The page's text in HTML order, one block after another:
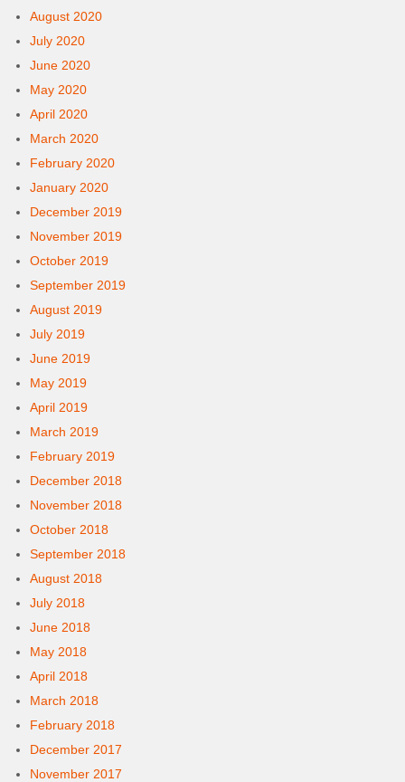
August 2020
July 2020
June 2020
May 2020
April 2020
March 2020
February 2020
January 2020
December 2019
November 2019
October 2019
September 2019
August 2019
July 2019
June 2019
May 2019
April 2019
March 2019
February 2019
December 2018
November 2018
October 2018
September 2018
August 2018
July 2018
June 2018
May 2018
April 2018
March 2018
February 2018
December 2017
November 2017